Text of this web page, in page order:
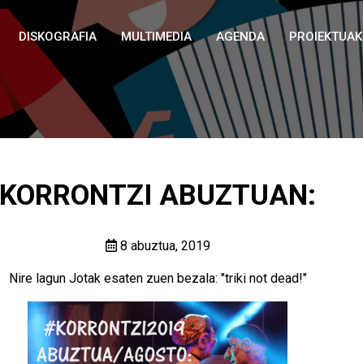
DISKOGRAFIA MULTIMEDIA AGENDA PROIEKTUAK
KORRONTZI ABUZTUAN:
8 abuztua, 2019
Nire lagun Jotak esaten zuen bezala: "triki not dead!"